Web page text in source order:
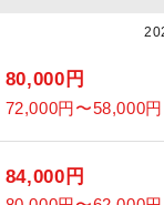
80,000円
72,000円〜58,000円
84,000円